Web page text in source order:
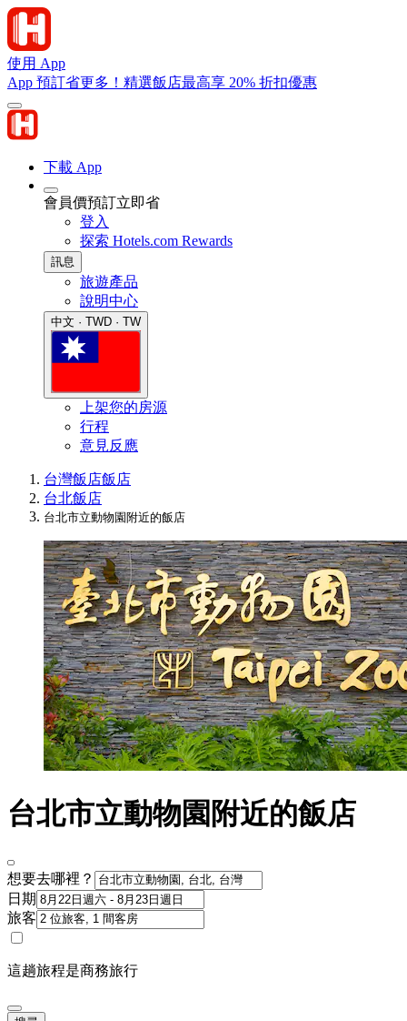
使用 App
App 預訂省更多！精選飯店最高享 20% 折扣優惠
下載 App
會員價預訂立即省
登入
探索 Hotels.com Rewards
訊息
旅遊產品
說明中心
中文 · TWD · TW
上架您的房源
行程
意見反應
台灣飯店飯店
台北飯店
台北市立動物園附近的飯店
台北市立動物園附近的飯店
想要去哪裡？
日期
旅客
這趟旅程是商務旅行